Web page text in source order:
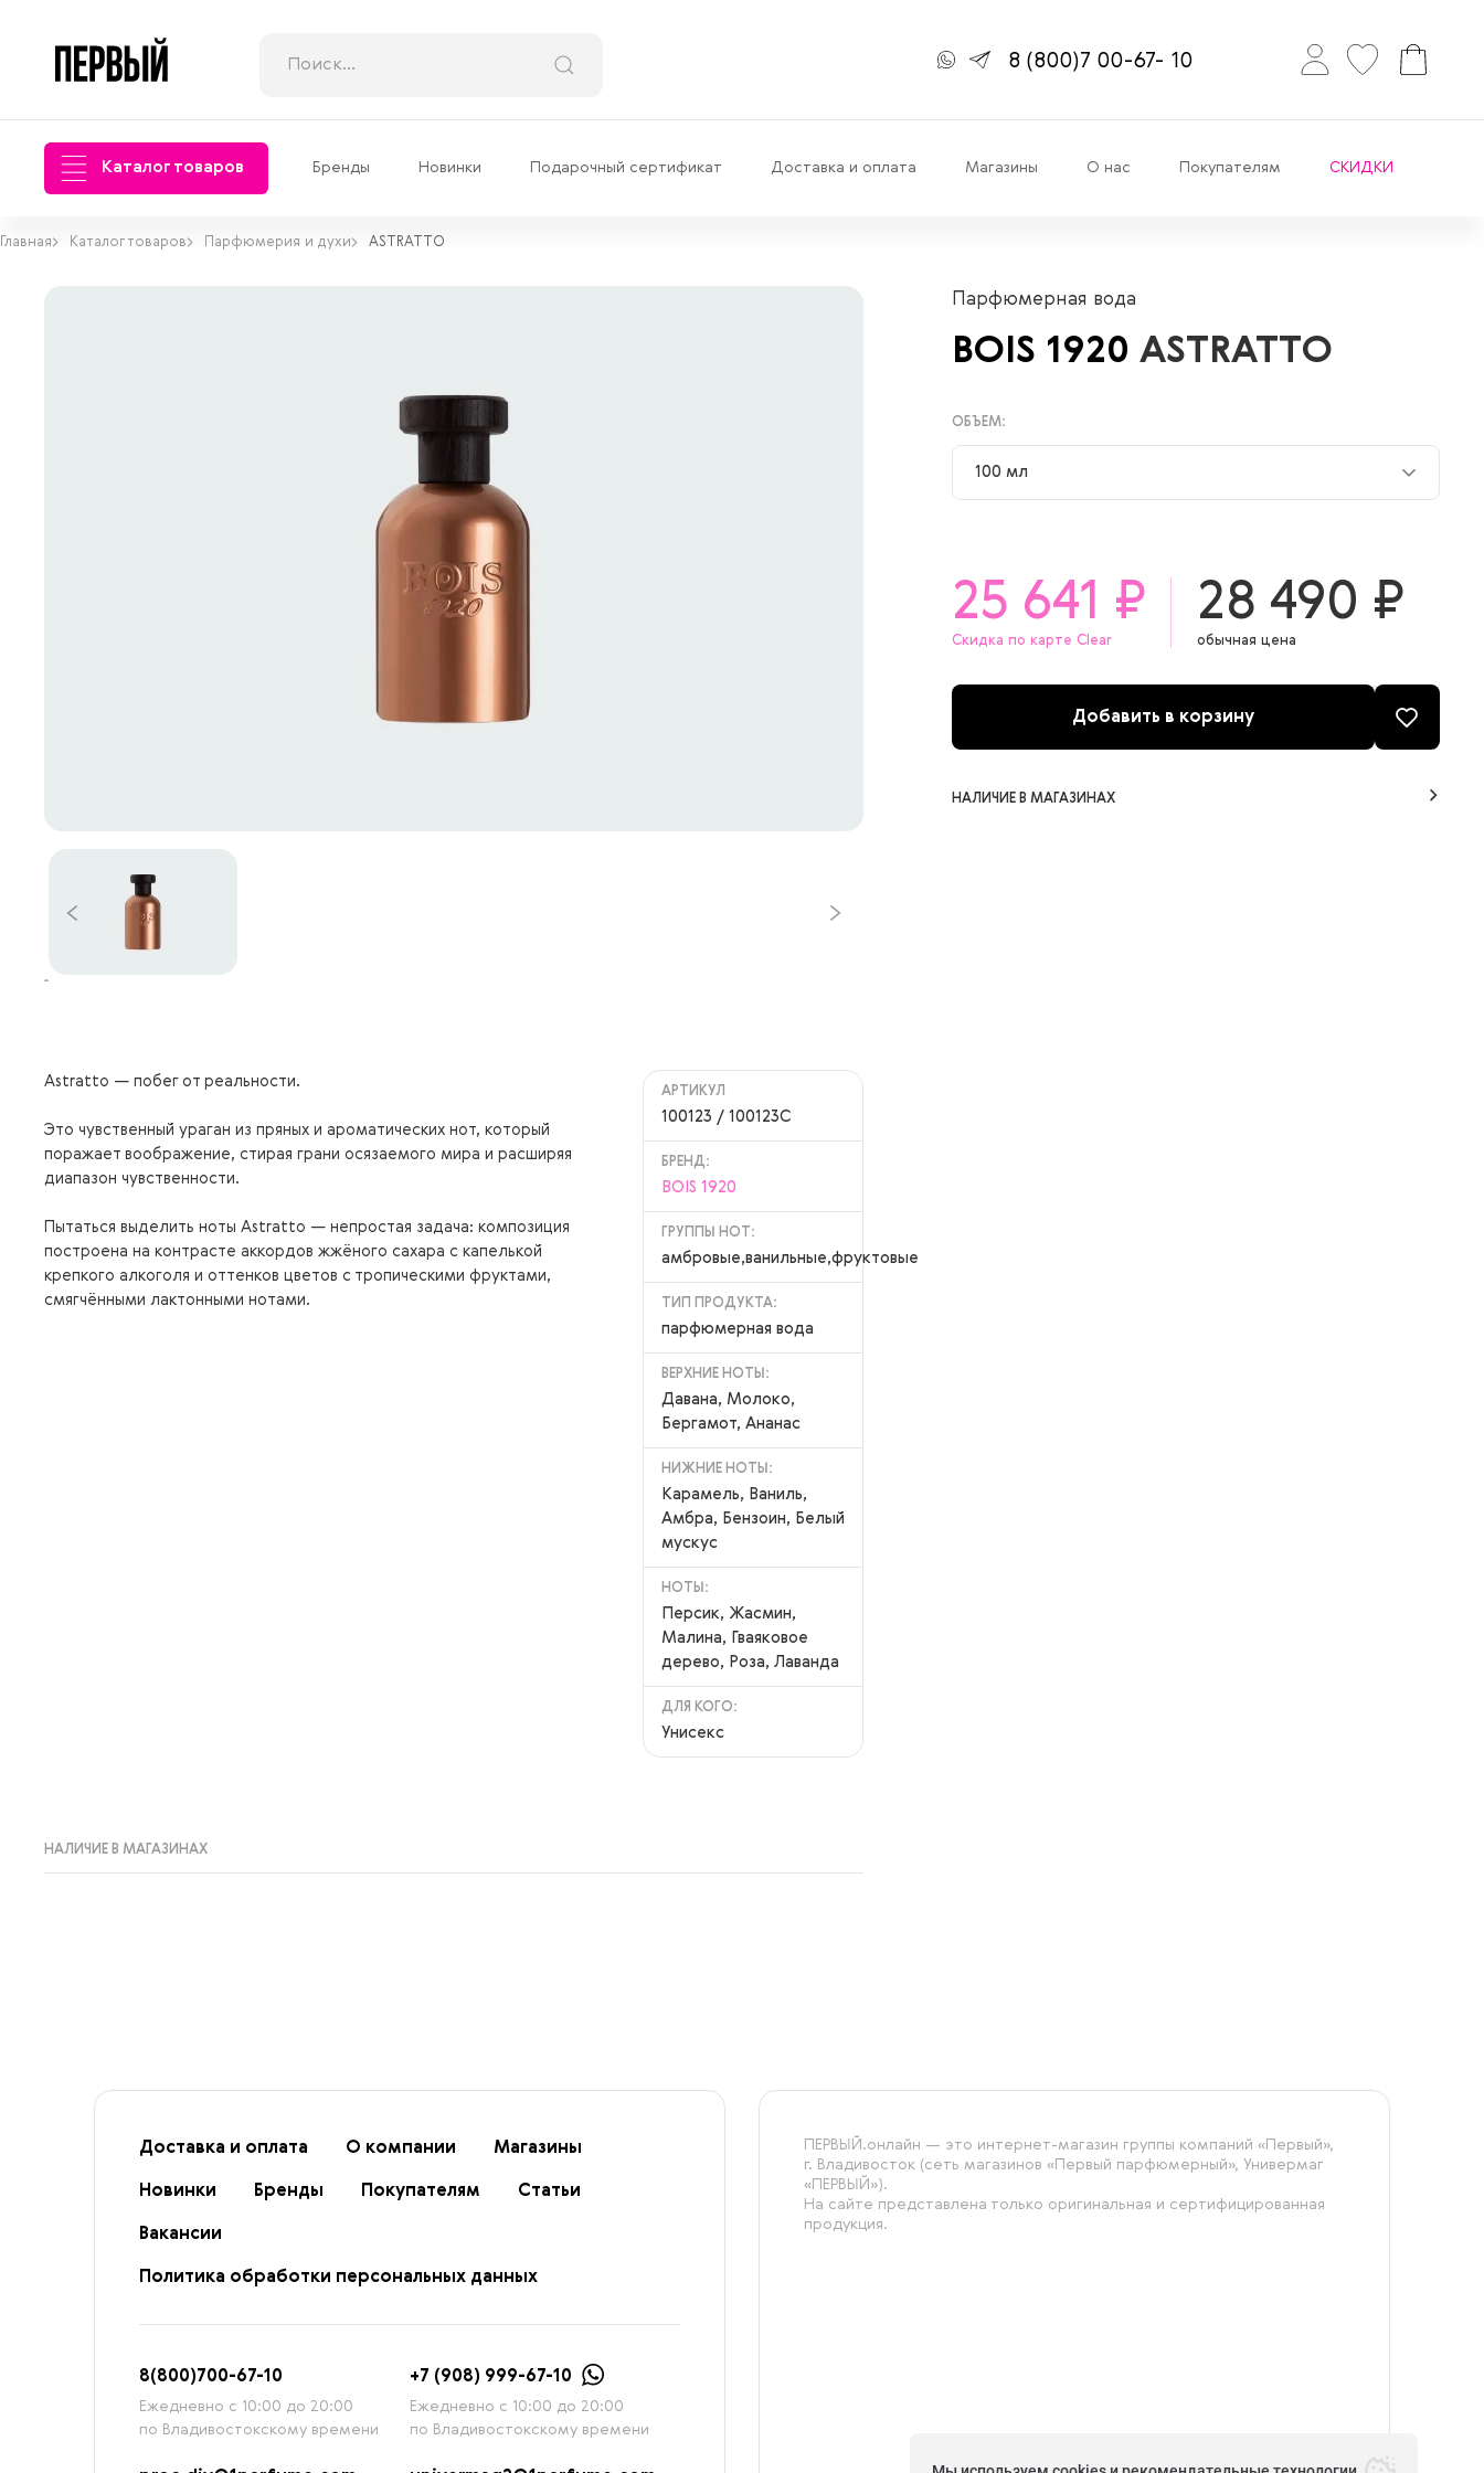
8(800)7 00-67- 10
Каталог товаров Бренды Новинки Подарочный сертификат Доставка и оплата Магазины О нас Покупателям СКИДКИ
Главная Каталог товаров Парфюмерия и духи ASTRATTO
Парфюмерная вода
BOIS 1920 ASTRATTO
ОБЪЕМ:
100 мл
25 641 ₽
Скидка по карте Clear
28 490 ₽
обычная цена
Добавить в корзину
НАЛИЧИЕ В МАГАЗИНАХ
Astratto — побег от реальности.
Это чувственный ураган из пряных и ароматических нот, который
поражает воображение, стирая грани осязаемого мира и расширяя
диапазон чувственности.
Пытаться выделить ноты Astratto — непростая задача: композиция
построена на контрасте аккордов жжёного сахара с капелькой
крепкого алкоголя и оттенков цветов с тропическими фруктами,
смягчёнными лактонными нотами.
АРТИКУЛ
100123 / 100123C
БРЕНД:
BOIS 1920
ГРУППЫ НОТ:
амбровые,ванильные,фруктовые
ТИП ПРОДУКТА:
парфюмерная вода
ВЕРХНИЕ НОТЫ:
Давана, Молоко,
Бергамот, Ананас
НИЖНИЕ НОТЫ:
Карамель, Ваниль,
Амбра, Бензоин, Белый
мускус
НОТЫ:
Персик, Жасмин,
Малина, Гваяковое
дерево, Роза, Лаванда
ДЛЯ КОГО:
Унисекс
НАЛИЧИЕ В МАГАЗИНАХ
Доставка и оплата О компании Магазины
Новинки Бренды Покупателям Статьи
Вакансии
Политика обработки персональных данных
8(800)700-67-10
Ежедневно с 10:00 до 20:00
по Владивостокскому времени
+7 (908) 999-67-10
Ежедневно с 10:00 до 20:00
по Владивостокскому времени
ПЕРВЫЙ.онлайн — это интернет-магазин группы компаний «‎Первый»,
г. Владивосток (сеть магазинов «Первый парфюмерный», Универмаг
«ПЕРВЫЙ»).
На сайте представлена только оригинальная и сертифицированная
продукция.